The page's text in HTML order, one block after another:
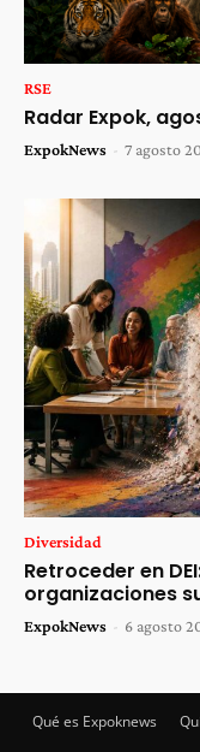
RSE
Radar Expok,
ExpokNews - 7 agosto
Diversidad
Retroceder en
organizaciones
ExpokNews - 6 agosto
Qué es Expoknews